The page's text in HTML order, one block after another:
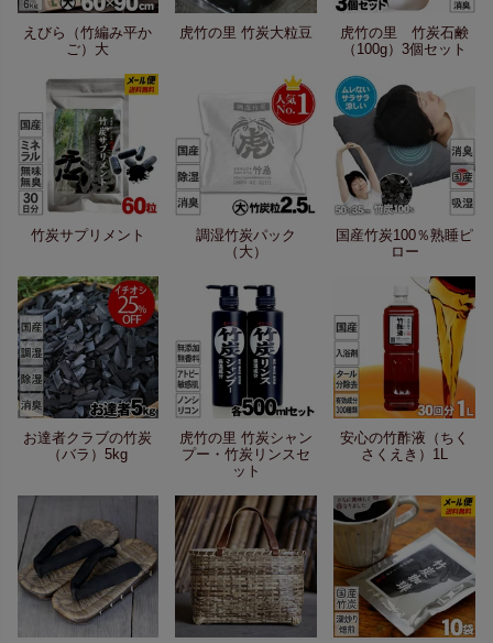
えびら（竹編み平か
ご）大
虎竹の里 竹炭大粒豆
虎竹の里 竹炭石鹸
（100g）3個セット
竹炭サプリメント
調湿竹炭パック
（大）
国産竹炭100％熟睡ピ
ロー
お達者クラブの竹炭
（バラ）5kg
虎竹の里 竹炭シャン
プー・竹炭リンスセ
ット
安心の竹酢液（ちく
さくえき）1L